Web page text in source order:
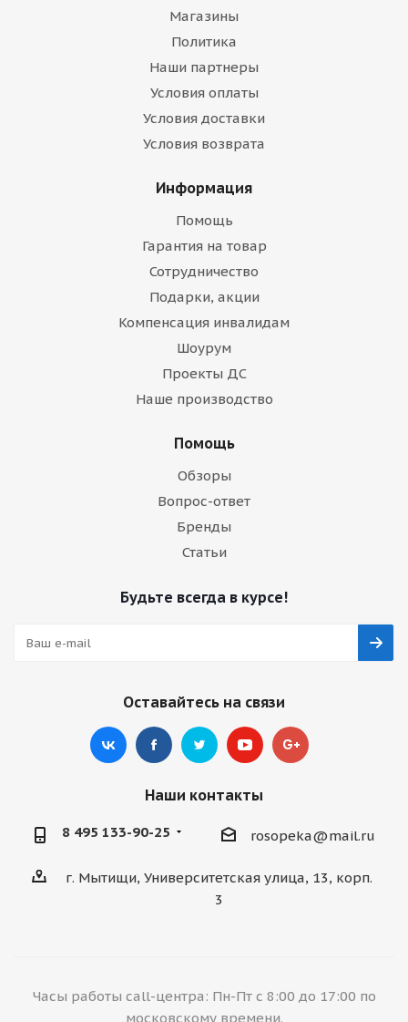
Магазины
Политика
Наши партнеры
Условия оплаты
Условия доставки
Условия возврата
Информация
Помощь
Гарантия на товар
Сотрудничество
Подарки, акции
Компенсация инвалидам
Шоурум
Проекты ДС
Наше производство
Помощь
Обзоры
Вопрос-ответ
Бренды
Статьи
Будьте всегда в курсе!
Оставайтесь на связи
Наши контакты
8 495 133-90-25 rosopeka@mail.ru
г. Мытищи, Университетская улица, 13, корп.
3
Часы работы call-центра: Пн-Пт с 8:00 до 17:00 по
московскому времени.